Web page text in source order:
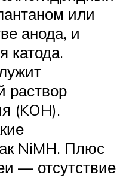
или
анода, и
катода.
раствор
(KOH).
NiMH. Плюс
— отсутствие